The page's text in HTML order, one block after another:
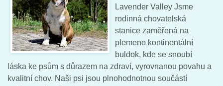
Lavender Valley Jsme
rodinná chovatelská
stanice zaměřená na
plemeno kontinentální
buldok, kde se snoubí
láska ke psům s důrazem na zdraví, vyrovnanou povahu a
kvalitní chov. Naši psi jsou plnohodnotnou součástí